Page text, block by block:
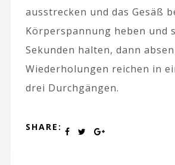
ausstrecken und das Gesäß
Körperspannung heben und
Sekunden halten, dann
Wiederholungen reichen in
drei Durchgängen.
SHARE: